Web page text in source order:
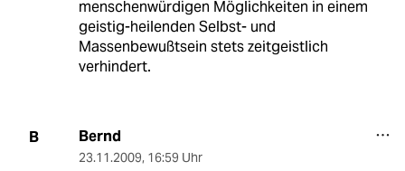
menschenwürdigen Möglichkeiten in einem
geistig-heilenden Selbst- und
Massenbewußtsein stets zeitgeistlich
verhindert.
B Bernd
23.11.2009, 16:59 Uhr